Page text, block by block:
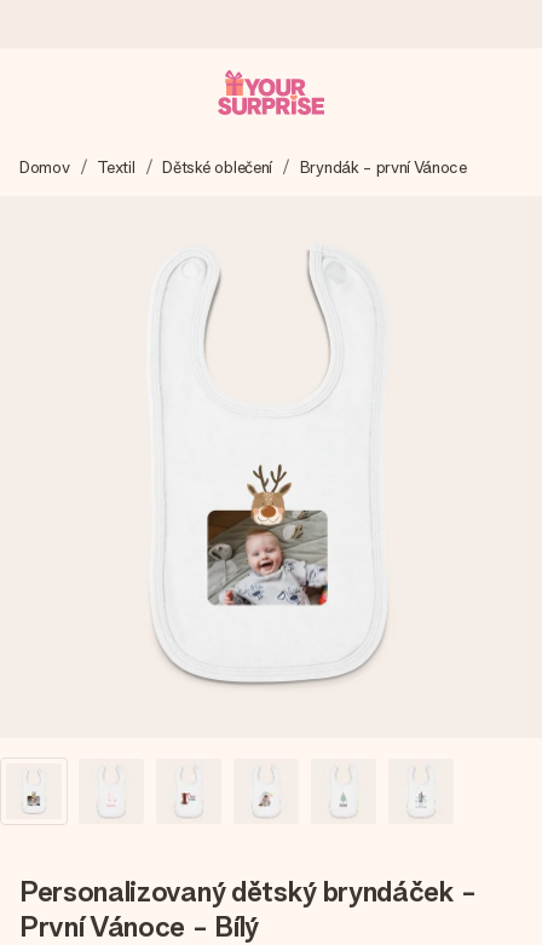
Váš dárek vytvoříme s láskou a bleskově odešleme –
4,8 (na základě +15 000 recenzí)
Naše dárky inspirují. Zákazníci nás na Google Reviews
Vytvořte něco jedinečného během několika kroků – s jejím
jménem, vaší fotografií nebo vzkazem, který doopravdy
zahřeje u srdce. Žádné zbytečné složitosti, jen spousta
lásky pro daný okamžik.
Domov Textil Dětské oblečení Bryndák - první Vánoce
Personalizovaný dětský bryndáček -
První Vánoce - Bílý